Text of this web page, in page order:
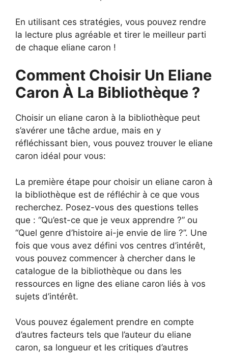
En utilisant ces stratégies, vous pouvez rendre
la lecture plus agréable et tirer le meilleur parti
de chaque eliane caron !
Comment Choisir Un Eliane
Caron À La Bibliothèque ?
Choisir un eliane caron à la bibliothèque peut
s’avérer une tâche ardue, mais en y
réfléchissant bien, vous pouvez trouver le eliane
caron idéal pour vous:
La première étape pour choisir un eliane caron à
la bibliothèque est de réfléchir à ce que vous
recherchez. Posez-vous des questions telles
que : “Qu’est-ce que je veux apprendre ?” ou
“Quel genre d’histoire ai-je envie de lire ?”. Une
fois que vous avez défini vos centres d’intérêt,
vous pouvez commencer à chercher dans le
catalogue de la bibliothèque ou dans les
ressources en ligne des eliane caron liés à vos
sujets d’intérêt.
Vous pouvez également prendre en compte
d’autres facteurs tels que l’auteur du eliane
caron, sa longueur et les critiques d’autres